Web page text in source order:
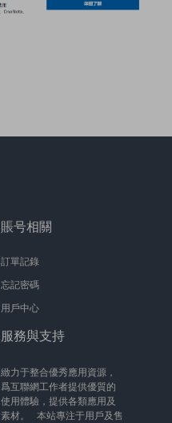
賬号相關
訂單記錄
忘記密碼
用戶中心
服務與支持
緻力于整合優秀應用資源，
爲互聯網工作者提供優質的
使用體驗，提供各類應用及
素材。 本站專注于用戶及售